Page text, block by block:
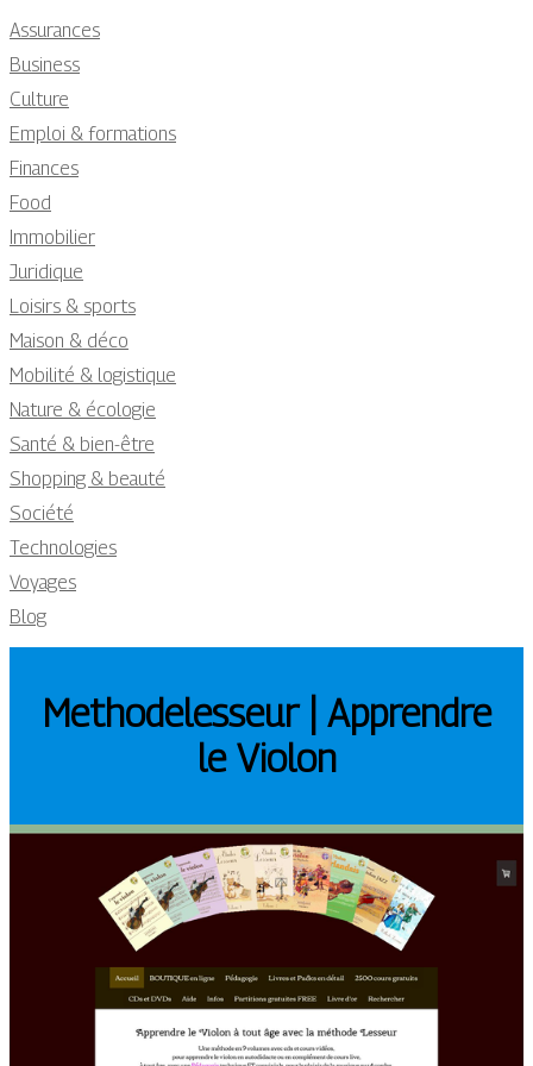
Assurances
Business
Culture
Emploi & formations
Finances
Food
Immobilier
Juridique
Loisirs & sports
Maison & déco
Mobilité & logistique
Nature & écologie
Santé & bien-être
Shopping & beauté
Société
Technologies
Voyages
Blog
Met­hode­les­seur | Apprendre
le Violon